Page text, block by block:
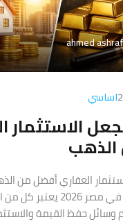
ahmed ashraf
اساسي
الاستثمار
العقاري أفضل من
المستثمر الذكي في مصر 2026
وسائل حفظ القيمة